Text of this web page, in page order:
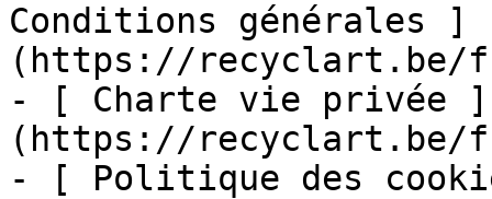
Conditions générales ]
(https://recyclart.be/
- [ Charte vie privée ]
(https://recyclart.be/
- [ Politique des